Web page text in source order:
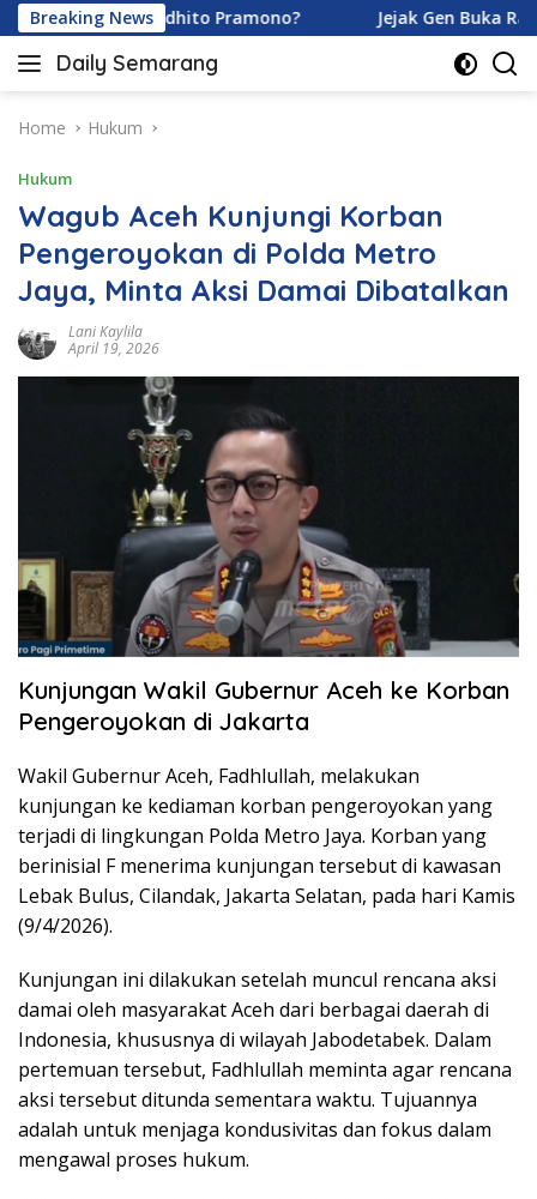
Skip
to
content
Breaking News
dan Ardhito Pramono? Jejak Gen Buka Rahasia
Daily Semarang
"Semarang
Ini:
Terkini
untuk
Anda"
Home Hukum
Hukum
Wagub Aceh Kunjungi Korban
Pengeroyokan di Polda Metro
Jaya, Minta Aksi Damai Dibatalkan
Lani Kaylila
April 19, 2026
Kunjungan Wakil Gubernur Aceh ke Korban
Pengeroyokan di Jakarta
Wakil Gubernur Aceh, Fadhlullah, melakukan
kunjungan ke kediaman korban pengeroyokan yang
terjadi di lingkungan Polda Metro Jaya. Korban yang
berinisial F menerima kunjungan tersebut di kawasan
Lebak Bulus, Cilandak, Jakarta Selatan, pada hari Kamis
(9/4/2026).
Kunjungan ini dilakukan setelah muncul rencana aksi
damai oleh masyarakat Aceh dari berbagai daerah di
Indonesia, khususnya di wilayah Jabodetabek. Dalam
pertemuan tersebut, Fadhlullah meminta agar rencana
aksi tersebut ditunda sementara waktu. Tujuannya
adalah untuk menjaga kondusivitas dan fokus dalam
mengawal proses hukum.